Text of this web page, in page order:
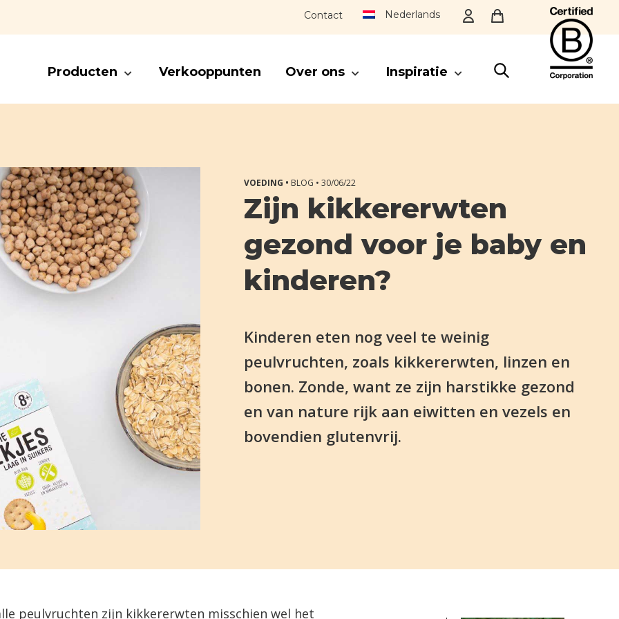
Contact Nederlands
Producten Verkooppunten Over ons Inspiratie
VOEDING • BLOG • 30/06/22
Zijn kikkererwten
gezond voor je baby en
kinderen?
Kinderen eten nog veel te weinig
peulvruchten, zoals kikkererwten, linzen en
bonen. Zonde, want ze zijn harstikke gezond
en van nature rijk aan eiwitten en vezels en
bovendien glutenvrij.
peulvruchten zijn kikkererwten misschien wel het